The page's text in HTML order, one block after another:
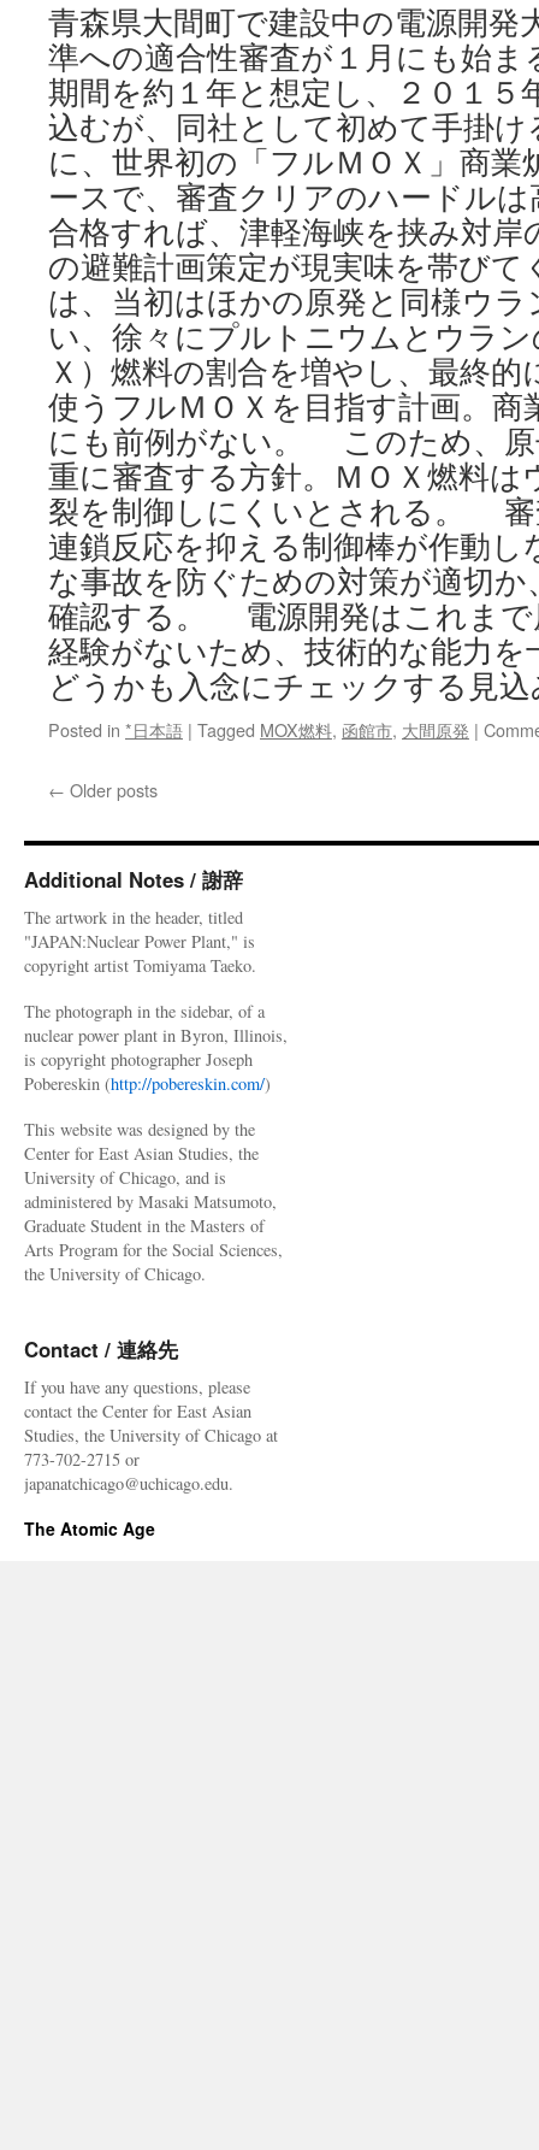
青森県大間町で建設中の電源開発
準への適合性審査が１月にも始ま
期間を約１年と想定し、２０１５
込むが、同社として初めて手掛
に、世界初の「フルＭＯＸ」商業
ースで、審査クリアのハードル
合格すれば、津軽海峡を挟み対岸
の避難計画策定が現実味を帯び
は、当初はほかの原発と同様ウ
い、徐々にプルトニウムとウラ
Ｘ）燃料の割合を増やし、最終
使うフルＭＯＸを目指す計画。商
にも前例がない。 このため、原
重に審査する方針。ＭＯＸ燃料は
裂を制御しにくいとされる。 審
連鎖反応を抑える制御棒が作動し
な事故を防ぐための対策が適切
確認する。 電源開発はこれまで
経験がないため、技術的な能力
どうかも入念にチェックする見
Posted in *日本語 | Tagged MOX燃料, 函館市, 大間原発 |
← Older posts
Additional Notes / 謝辞
The artwork in the header, titled
"JAPAN:Nuclear Power Plant," is
copyright artist Tomiyama Taeko.
The photograph in the sidebar, of a
nuclear power plant in Byron, Illinois,
is copyright photographer Joseph
Pobereskin (http://pobereskin.com/)
This website was designed by the
Center for East Asian Studies, the
University of Chicago, and is
administered by Masaki Matsumoto,
Graduate Student in the Masters of
Arts Program for the Social Sciences,
the University of Chicago.
Contact / 連絡先
If you have any questions, please
contact the Center for East Asian
Studies, the University of Chicago at
773-702-2715 or
japanatchicago@uchicago.edu.
The Atomic Age